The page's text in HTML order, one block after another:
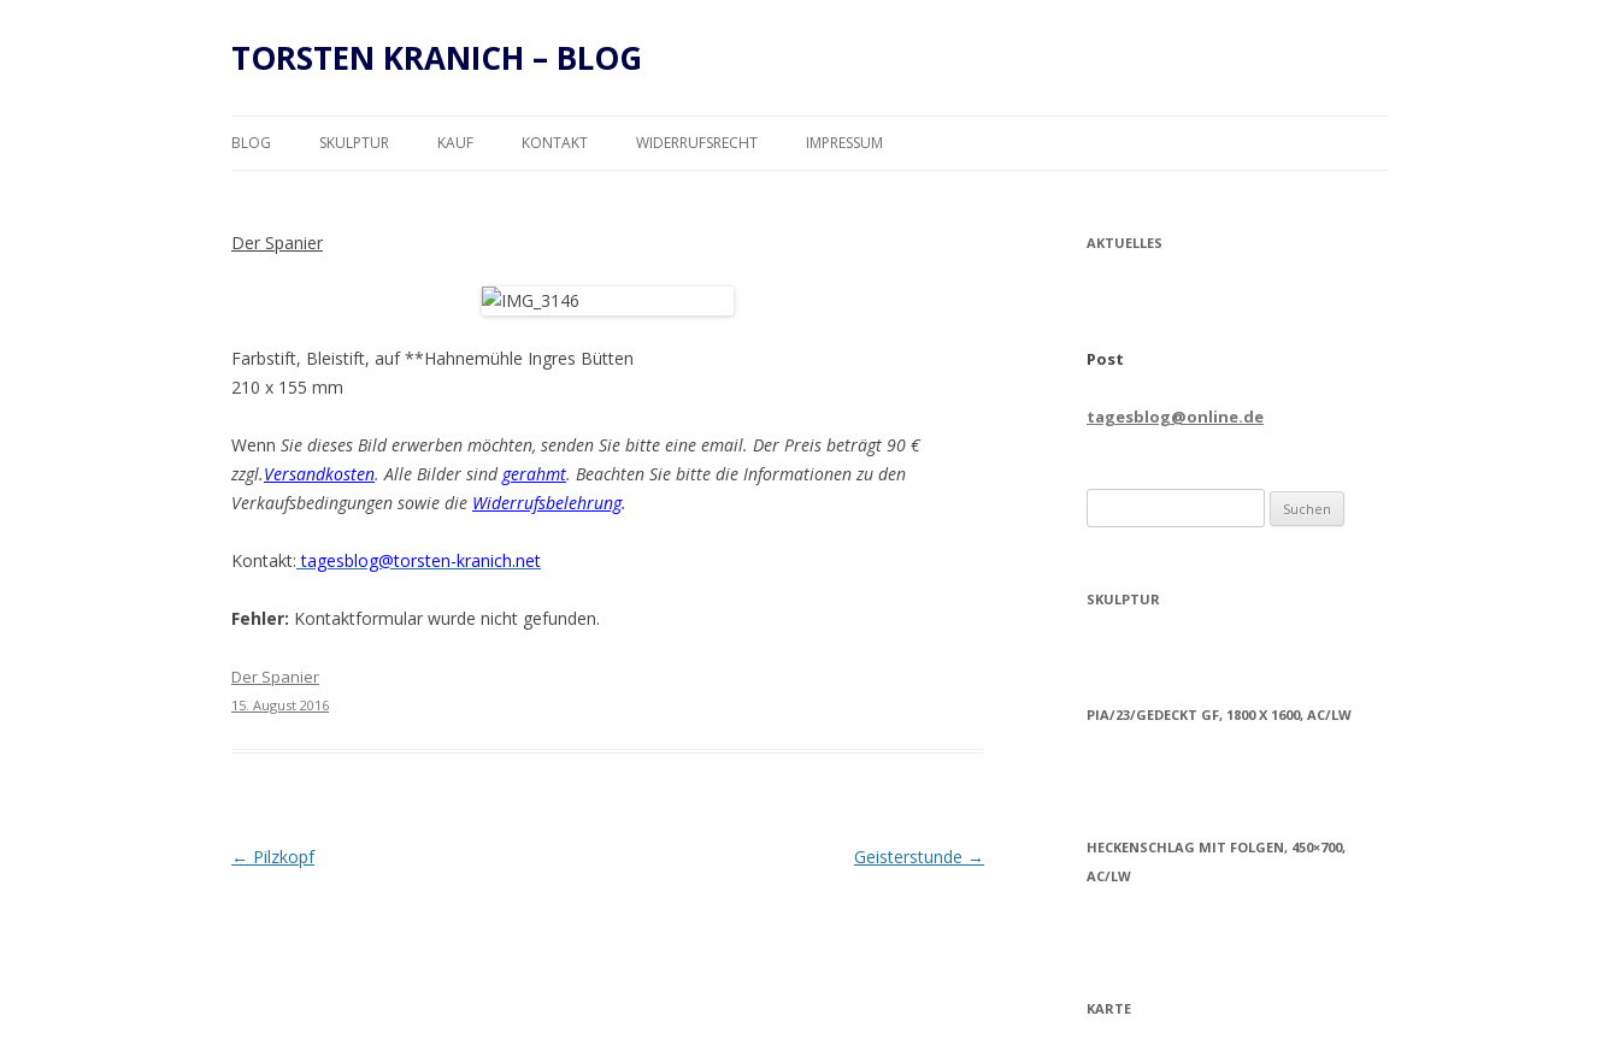
TORSTEN KRANICH – BLOG
Inhalt
BLOG SKULPTUR KAUF KONTAKT WIDERRUFSRECHT IMPRESSUM
Der Spanier
Farbstift, Bleistift, auf **Hahnemühle Ingres Bütten
210 x 155 mm
Wenn Sie dieses Bild erwerben möchten, senden Sie bitte eine email. Der Preis beträgt 90 €
zzgl.Versandkosten. Alle Bilder sind gerahmt. Beachten Sie bitte die Informationen zu den
Verkaufsbedingungen sowie die Widerrufsbelehrung.
Kontakt: tagesblog@torsten-kranich.net
Fehler: Kontaktformular wurde nicht gefunden.
Der Spanier
15. August 2016
Beitrags-
← Pilzkopf Geisterstunde →
AKTUELLES
Post
tagesblog@online.de
nach:
SKULPTUR
PIA/23/GEDECKT GF, 1800 X 1600, AC/LW
HECKENSCHLAG MIT FOLGEN, 450×700,
AC/LW
KARTE